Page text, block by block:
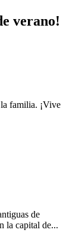
verano!
familia. ¡Vive
de
la capital de...